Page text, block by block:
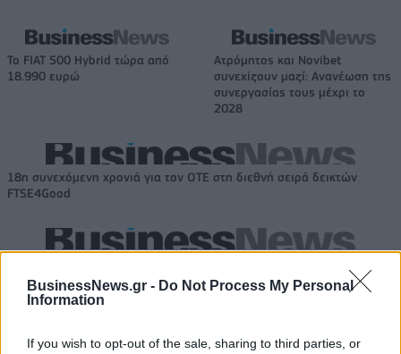
BusinessNews.gr - Do Not Process My Personal
Information
If you wish to opt-out of the sale, sharing to third parties, or
Το FIAT 500 Hybrid τώρα από
18.990 ευρώ
Ατρόμητος και Novibet
συνεχίζουν μαζί: Ανανέωση της
συνεργασίας τους μέχρι το
2028
18η συνεχόμενη χρονιά για τον ΟΤΕ στη διεθνή σειρά δεικτών
FTSE4Good
πύλες του σε όλους